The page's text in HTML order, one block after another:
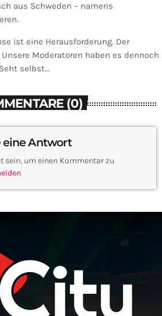
aus Schweden – namens
ist eine Herausforderung. Der
Moderatoren haben es dennoch
selbst…
(0)
eine Antwort
sein, um einen Kommentar zu